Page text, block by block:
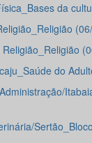
da
do